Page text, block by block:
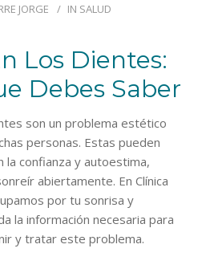
JORGE IN SALUD
Los Dientes:
Debes Saber
son un problema estético
personas. Estas pueden
la confianza y autoestima,
abiertamente. En Clínica
por tu sonrisa y
la información necesaria para
y tratar este problema.